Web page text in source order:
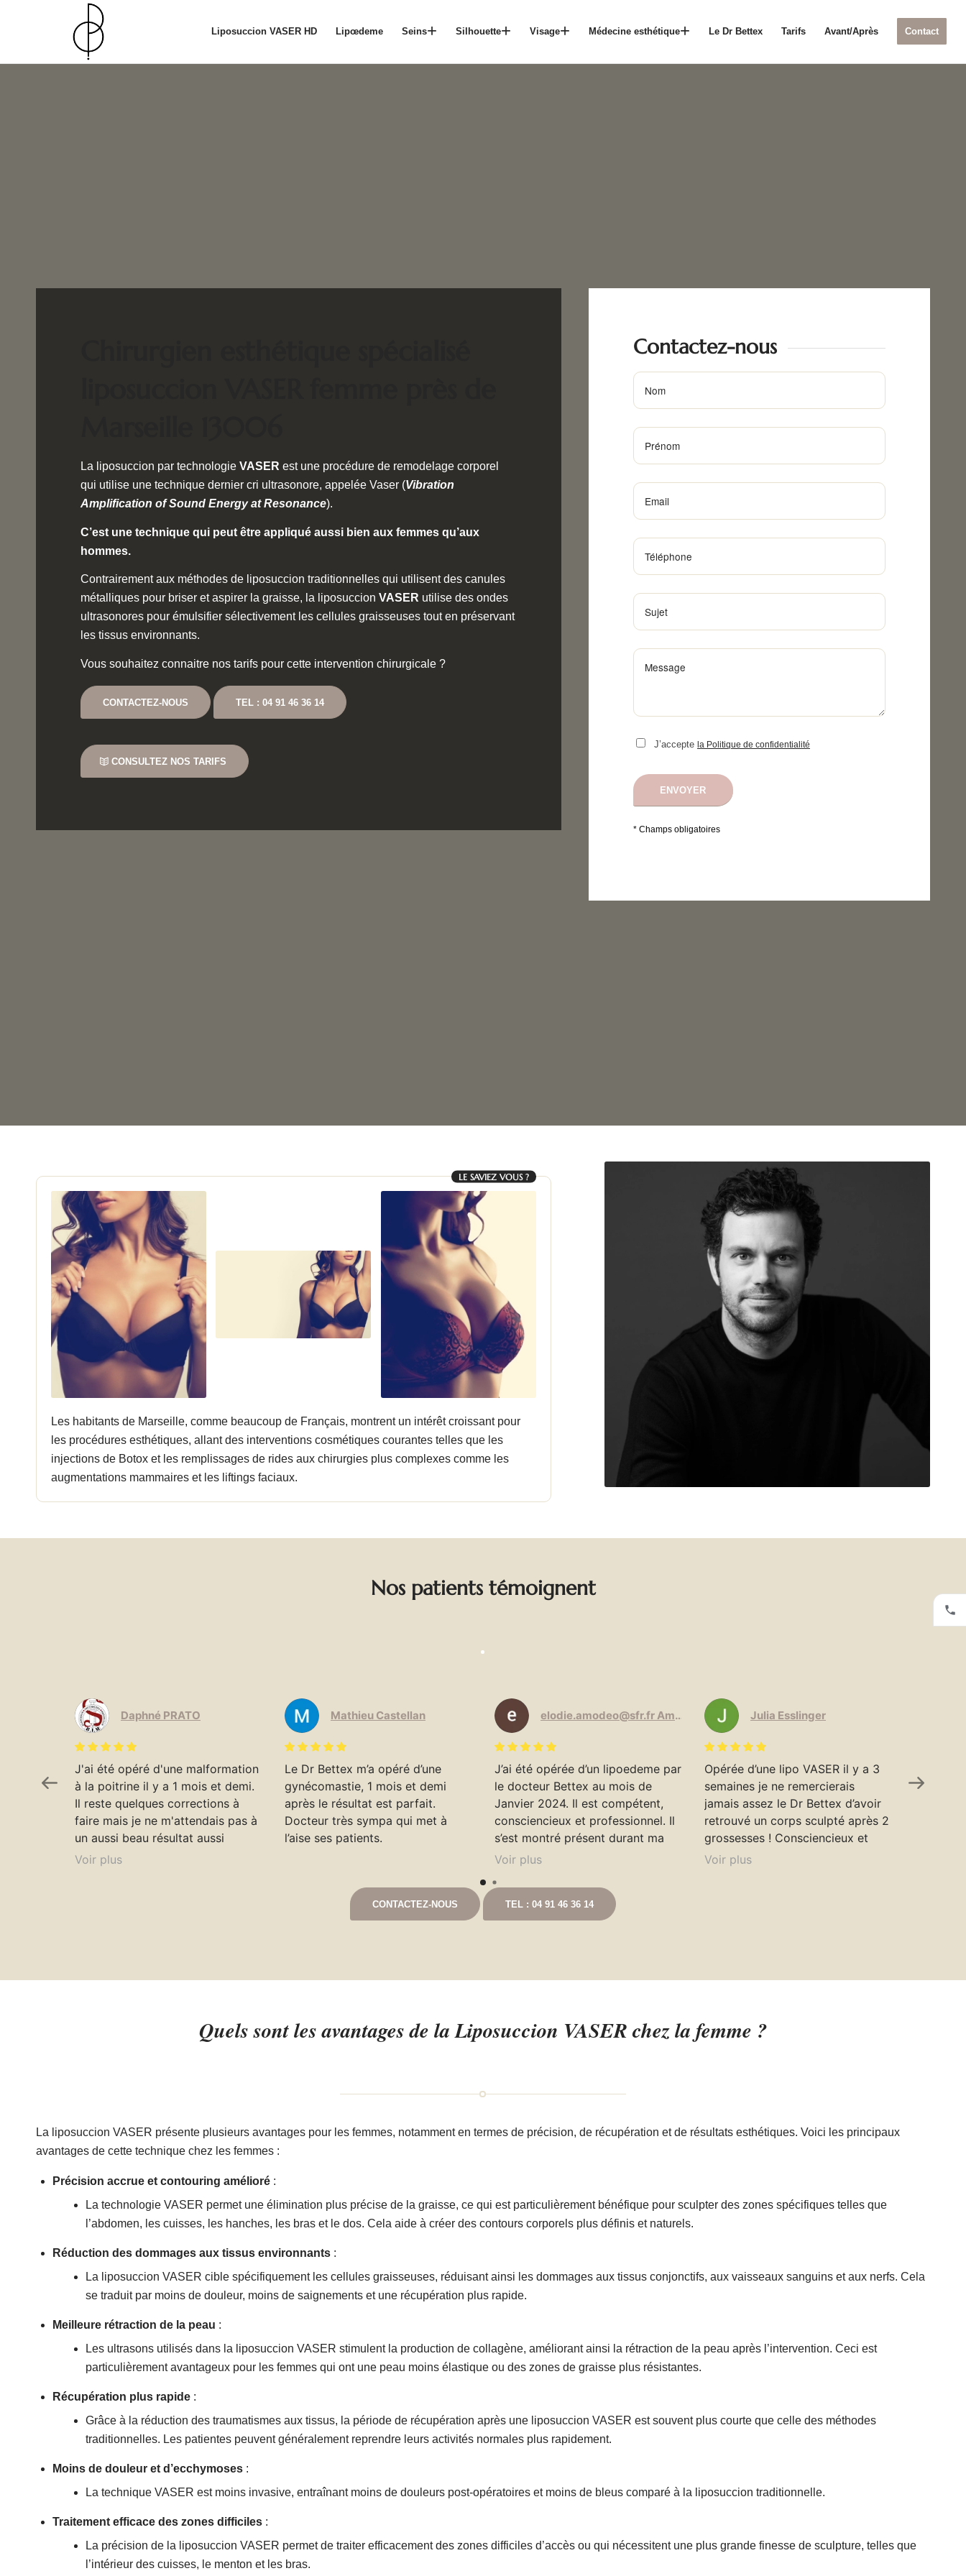
Liposuccion VASER HD Lipœdeme Seins Silhouette Visage Médecine esthétique Le Dr Bettex Tarifs Avant/Après Contact
La liposuccion par technologieVASERest une procédure de remodelage corporel
qui utilise une technique dernier cri ultrasonore, appelée Vaser (Vibration
Amplification of Sound Energy at Resonance).
C’est une technique qui peut être appliqué aussi bien aux femmes qu’aux
hommes.
Contrairement aux méthodes de liposuccion traditionnelles qui utilisent des canules
métalliques pour briser et aspirer la graisse, la liposuccionVASER utilise des ondes
ultrasonores pour émulsifier sélectivement les cellules graisseuses tout en préservant
les tissus environnants.
Vous souhaitez connaitre nos tarifs pour cette intervention chirurgicale ?
CONTACTEZ-NOUS TEL : 04 91 46 36 14
CONSULTEZ NOS TARIFS
Contactez-nous
J’accepte la Politique de confidentialité
* Champs obligatoires
LE SAVIEZ VOUS ?
Les habitants de Marseille, comme beaucoup de Français, montrent un intérêt croissant pour
les procédures esthétiques, allant des interventions cosmétiques courantes telles que les
injections de Botox et les remplissages de rides aux chirurgies plus complexes comme les
augmentations mammaires et les liftings faciaux.
Nos patients témoignent
Daphné PRATO
J'ai été opéré d'une malformation
à la poitrine il y a 1 mois et demi.
Il reste quelques corrections à
faire mais je ne m'attendais pas à
un aussi beau résultat aussi
rapidement. Je ne regrette rien.
pouvez aller auprès de lui les
Voir plus
Mathieu Castellan
Le Dr Bettex m’a opéré d’une
gynécomastie, 1 mois et demi
après le résultat est parfait.
Docteur très sympa qui met à
l’aise ses patients.
elodie.amodeo@sfr.fr Amodeo
J’ai été opérée d’un lipoedeme par
le docteur Bettex au mois de
Janvier 2024. Il est compétent,
consciencieux et professionnel. Il
s’est montré présent durant ma
convalescence n’hésitant pas à
pour prendre de mes nouvelles.
Cela ne fait que deux mois que j’ai
été opérée et les résultats sont
Voir plus
Julia Esslinger
Opérée d’une lipo VASER il y a 3
semaines je ne remercierais
jamais assez le Dr Bettex d’avoir
retrouvé un corps sculpté après 2
grossesses ! Consciencieux et
perfectionniste je vous
Voir plus
CONTACTEZ-NOUS TEL : 04 91 46 36 14
Quels sont les avantages de la Liposuccion VASER chez la femme ?
La liposuccion VASER présente plusieurs avantages pour les femmes, notamment en termes de précision, de récupération et de résultats esthétiques. Voici les principaux
avantages de cette technique chez les femmes :
Précision accrue et contouring amélioré :
La technologie VASER permet une élimination plus précise de la graisse, ce qui est particulièrement bénéfique pour sculpter des zones spécifiques telles que
l’abdomen, les cuisses, les hanches, les bras et le dos. Cela aide à créer des contours corporels plus définis et naturels.
Réduction des dommages aux tissus environnants :
La liposuccion VASER cible spécifiquement les cellules graisseuses, réduisant ainsi les dommages aux tissus conjonctifs, aux vaisseaux sanguins et aux nerfs. Cela
se traduit par moins de douleur, moins de saignements et une récupération plus rapide.
Meilleure rétraction de la peau :
Les ultrasons utilisés dans la liposuccion VASER stimulent la production de collagène, améliorant ainsi la rétraction de la peau après l’intervention. Ceci est
particulièrement avantageux pour les femmes qui ont une peau moins élastique ou des zones de graisse plus résistantes.
Récupération plus rapide :
Grâce à la réduction des traumatismes aux tissus, la période de récupération après une liposuccion VASER est souvent plus courte que celle des méthodes
traditionnelles. Les patientes peuvent généralement reprendre leurs activités normales plus rapidement.
Moins de douleur et d’ecchymoses :
La technique VASER est moins invasive, entraînant moins de douleurs post-opératoires et moins de bleus comparé à la liposuccion traditionnelle.
Traitement efficace des zones difficiles :
La précision de la liposuccion VASER permet de traiter efficacement des zones difficiles d’accès ou qui nécessitent une plus grande finesse de sculpture, telles que
l’intérieur des cuisses, le menton et les bras.